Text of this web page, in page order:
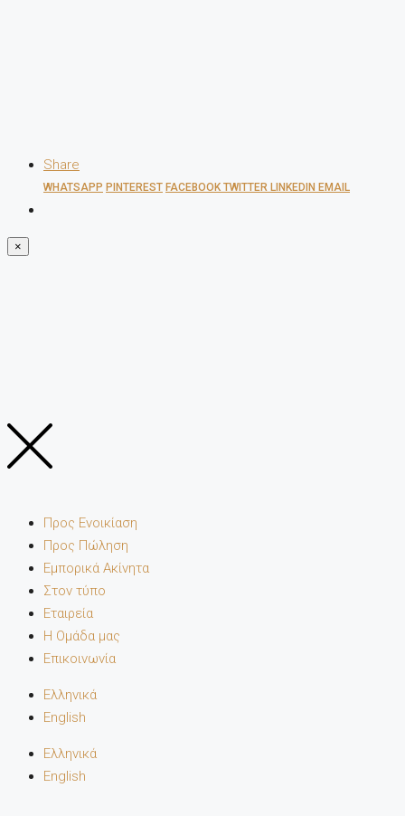
Share
WHATSAPP PINTEREST FACEBOOK TWITTER LINKEDIN EMAIL
×
Προς Ενοικίαση
Προς Πώληση
Εμπορικά Ακίνητα
Στον τύπο
Εταιρεία
Η Ομάδα μας
Επικοινωνία
Ελληνικά
English
Ελληνικά
English